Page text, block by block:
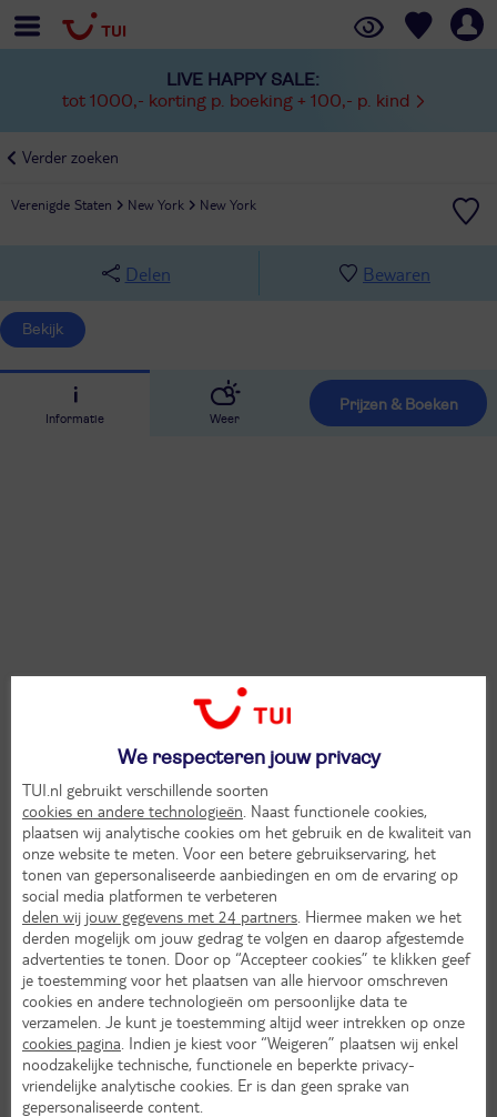
LIVE HAPPY SALE:
tot 1000,- korting p. boeking + 100,- p. kind
Verder zoeken
Verenigde Staten New York New York
Delen Bewaren
Bekijk
Informatie Weer
Prijzen & Boeken
We respecteren jouw privacy
TUI.nl gebruikt verschillende soorten
cookies en andere technologieën . Naast functionele cookies,
plaatsen wij analytische cookies om het gebruik en de kwaliteit van
onze website te meten. Voor een betere gebruikservaring, het
tonen van gepersonaliseerde aanbiedingen en om de ervaring op
social media platformen te verbeteren
delen wij jouw gegevens met 24 partners . Hiermee maken we het
derden mogelijk om jouw gedrag te volgen en daarop afgestemde
advertenties te tonen. Door op “Accepteer cookies” te klikken geef
je toestemming voor het plaatsen van alle hiervoor omschreven
cookies en andere technologieën om persoonlijke data te
verzamelen. Je kunt je toestemming altijd weer intrekken op onze
cookies pagina . Indien je kiest voor “Weigeren” plaatsen wij enkel
noodzakelijke technische, functionele en beperkte privacy-
vriendelijke analytische cookies. Er is dan geen sprake van
gepersonaliseerde content.